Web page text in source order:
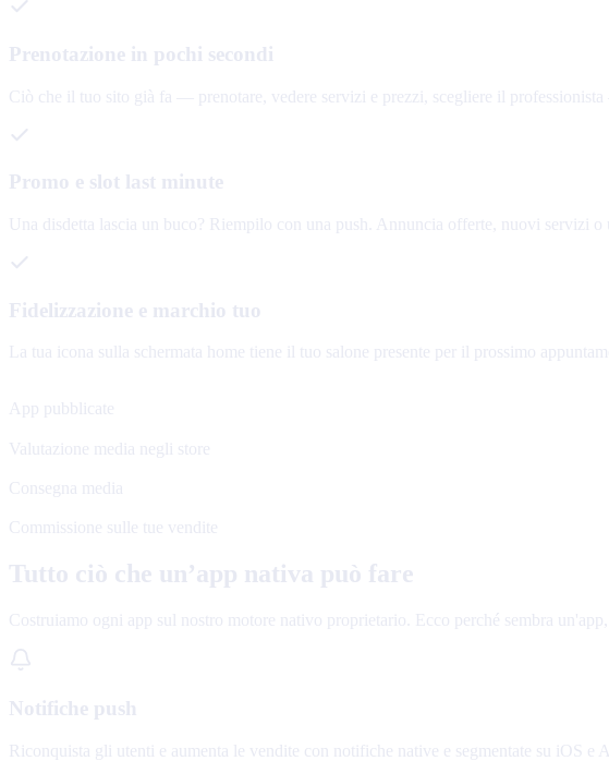
Prenotazione in pochi secondi
Ciò che il tuo sito già fa — prenotare, vedere servizi e prezzi, scegliere il
Promo e slot last minute
Una disdetta lascia un buco? Riempilo con una push. Annuncia offerte, nuovi servizi
Fidelizzazione e marchio tuo
La tua icona sulla schermata home tiene il tuo salone presente per il prossimo
App pubblicate
Valutazione media negli store
Consegna media
Commissione sulle tue vendite
Tutto ciò che un’app nativa può fare
Costruiamo ogni app sul nostro motore nativo proprietario. Ecco perché sembra un'app,
Notifiche push
Riconquista gli utenti e aumenta le vendite con notifiche native e segmentate su iOS e